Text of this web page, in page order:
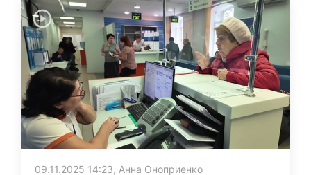
09.11.2025 14:23, Анна Оноприенко